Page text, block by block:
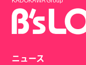
ニュース